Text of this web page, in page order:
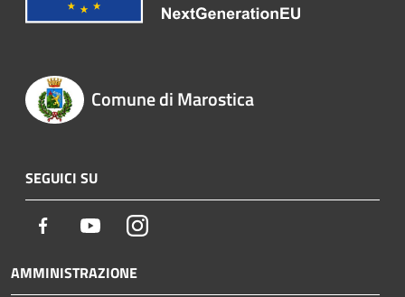
Comune di Marostica
SEGUICI SU
Facebook YoutubeInstagram
AMMINISTRAZIONE